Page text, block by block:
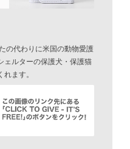
の代わりに米国の動物愛護
ェルターの保護犬・保護猫
ます。